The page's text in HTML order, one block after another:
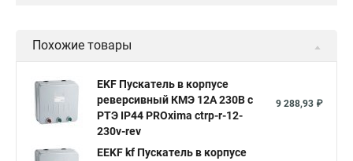
Похожие товары
EKF Пускатель в корпусе
реверсивный КМЭ 12А 230В с
РТЭ IP44 PROxima ctrp-r-12-
230v-rev
9 288,93 ₽
EEKF kf Пускатель в корпусе